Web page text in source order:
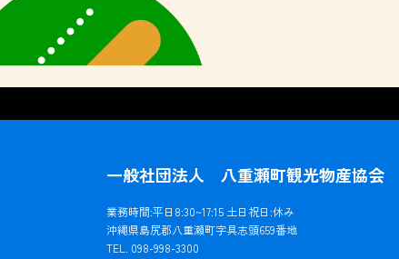
一般社団法人 八重瀬町観光物産協会
業務時間:平日8:30~17:15 土日祝日:休み
沖縄県島尻郡八重瀬町字具志頭659番地
TEL. 098-998-3300